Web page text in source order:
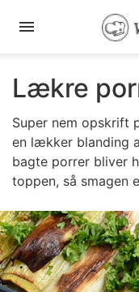
Lækre
Super nem opskrift
en lækker blanding
bagte porrer bliver
toppen, så smagen